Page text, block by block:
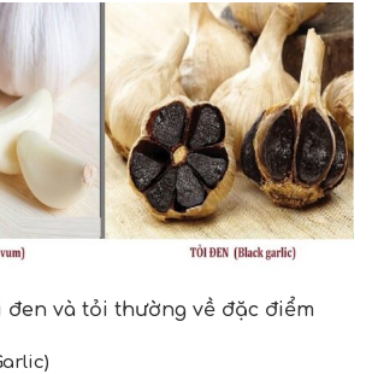
đen và tỏi thường về đặc điểm